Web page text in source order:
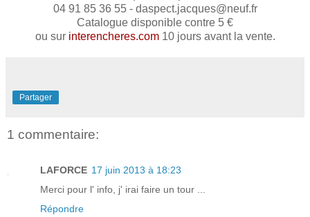
04 91 85 36 55 - daspect.jacques@neuf.fr
Catalogue disponible contre 5 €
ou sur interencheres.com10 jours avant la vente.
Partager
1 commentaire:
LAFORCE 17 juin 2013 à 18:23
Merci pour l' info, j' irai faire un tour ...
Répondre